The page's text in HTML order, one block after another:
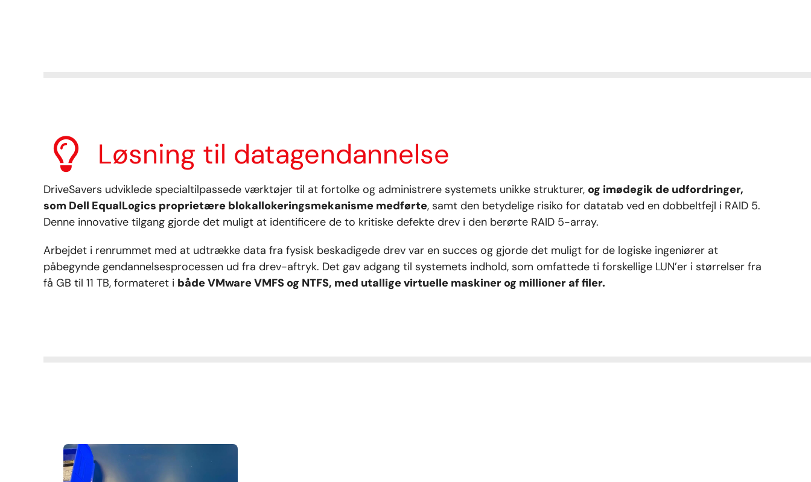
Løsning til datagendannelse
DriveSavers udviklede specialtilpassede værktøjer til at fortolke og administrere systemets unikke strukturer, og imødegik de udfordringer,
som Dell EqualLogics proprietære blokallokeringsmekanisme medførte, samt den betydelige risiko for datatab ved en dobbeltfejl i RAID 5.
Denne innovative tilgang gjorde det muligt at identificere de to kritiske defekte drev i den berørte RAID 5-array.
Arbejdet i renrummet med at udtrække data fra fysisk beskadigede drev var en succes og gjorde det muligt for de logiske ingeniører at
påbegynde gendannelsesprocessen ud fra drev-aftryk. Det gav adgang til systemets indhold, som omfattede ti forskellige LUN’er i størrelser fra
få GB til 11 TB, formateret i både VMware VMFS og NTFS, med utallige virtuelle maskiner og millioner af filer.